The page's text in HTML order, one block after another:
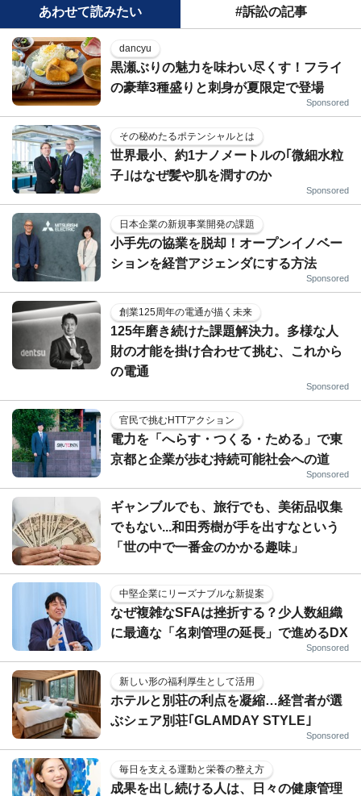
あわせて読みたい #訴訟の記事
dancyu
黒瀬ぶりの魅力を味わい尽くす！フライ
の豪華3種盛りと刺身が夏限定で登場
Sponsored
その秘めたるポテンシャルとは
世界最小、約1ナノメートルの｢微細水粒
子｣はなぜ髪や肌を潤すのか
Sponsored
日本企業の新規事業開発の課題
小手先の協業を脱却！オープンイノベー
ションを経営アジェンダにする方法
Sponsored
創業125周年の電通が描く未来
125年磨き続けた課題解決力。多様な人
財の才能を掛け合わせて挑む、これから
の電通
Sponsored
官民で挑むHTTアクション
電力を「へらす・つくる・ためる」で東
京都と企業が歩む持続可能社会への道
Sponsored
ギャンブルでも、旅行でも、美術品収集
でもない...和田秀樹が手を出すなという
「世の中で一番金のかかる趣味」
中堅企業にリーズナブルな新提案
なぜ複雑なSFAは挫折する？少人数組織
に最適な「名刺管理の延長」で進めるDX
Sponsored
新しい形の福利厚生として活用
ホテルと別荘の利点を凝縮…経営者が選
ぶシェア別荘｢GLAMDAY STYLE｣
Sponsored
毎日を支える運動と栄養の整え方
成果を出し続ける人は、日々の健康管理